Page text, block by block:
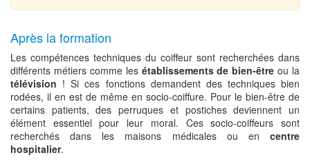
Après la formation
Les compétences techniques du coiffeur sont recherchées dans
différents métiers comme les établissements de bien-être ou la
télévision ! Si ces fonctions demandent des techniques bien
rodées, il en est de même en socio-coiffure. Pour le bien-être de
certains patients, des perruques et postiches deviennent un
élément essentiel pour leur moral. Ces socio-coiffeurs sont
recherchés dans les maisons médicales ou en centre
hospitalier.